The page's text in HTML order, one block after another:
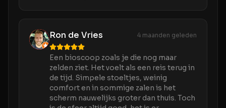
Ron de Vries 4 maanden geleden
Een bioscoop zoals je die nog maar
zelden ziet. Het voelt als een reis terug in
de tijd. Simpele stoeltjes, weinig
comfort en in sommige zalen is het
scherm nauwelijks groter dan thuis. Toch